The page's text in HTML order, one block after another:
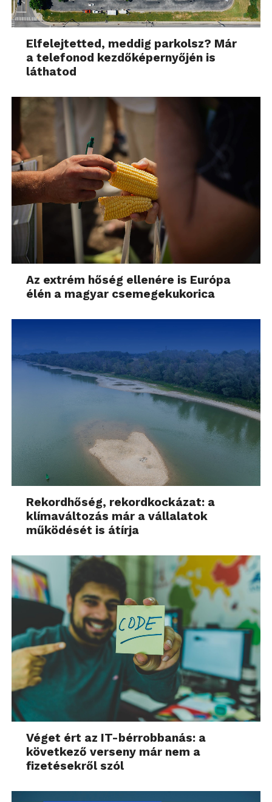
Elfelejtetted, meddig parkolsz? Már
a telefonod kezdőképernyőjén is
láthatod
Az extrém hőség ellenére is Európa
élén a magyar csemegekukorica
Rekordhőség, rekordkockázat: a
klímaváltozás már a vállalatok
működését is átírja
Véget ért az IT-bérrobbanás: a
következő verseny már nem a
fizetésekről szól